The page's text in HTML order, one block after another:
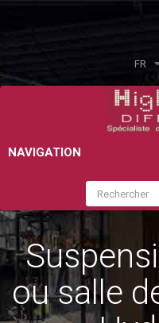
FR
NAVIGATION
ou salle